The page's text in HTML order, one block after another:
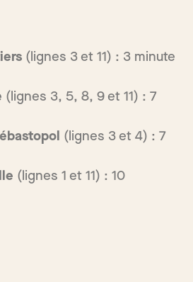
(lignes 3 et 11) : 3 minute
(lignes 3, 5, 8, 9 et 11) : 7
(lignes 3 et 4) : 7
(lignes 1 et 11) : 10